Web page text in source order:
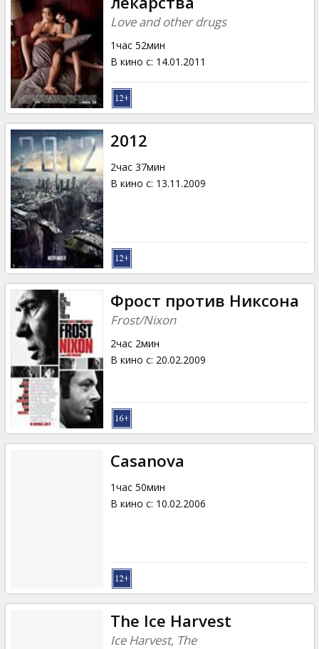
Love and other drugs
1час 52мин
В кино с: 14.01.2011
2012
2час 37мин
В кино с: 13.11.2009
Фрост против Никсона
Frost/Nixon
2час 2мин
В кино с: 20.02.2009
Casanova
1час 50мин
В кино с: 10.02.2006
The Ice Harvest
Ice Harvest, The